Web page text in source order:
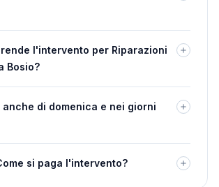
l'intervento per Riparazioni
Bosio?
di domenica e nei giorni
si paga l'intervento?